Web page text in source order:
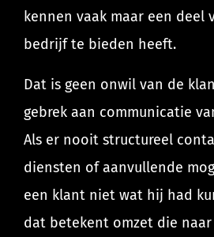
kennen vaak maar een deel
bedrijf te bieden heeft.
Dat is geen onwil van de
gebrek aan communicatie
Als er nooit structureel
diensten of aanvullende
een klant niet wat hij had
dat betekent omzet die